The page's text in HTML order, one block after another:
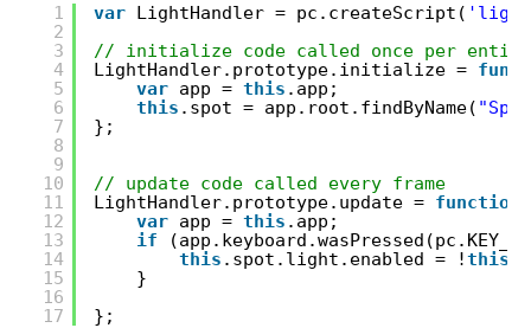
1
2
3
4
5
6
7
8
9
10
11
12
13
14
15
16
17
var LightHandler = pc.createScript(
// initialize code called once per entity
LightHandler.prototype.initialize =
var app = this .app;
this .spot = app.root.findByName(
};
// update code called every frame
LightHandler.prototype.update = function
var app = this .app;
if
this .spot.light.enabled = !this
}
};